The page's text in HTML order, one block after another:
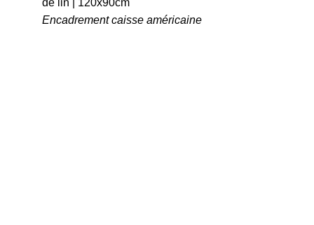
de lin | 120x90cm
Encadrement caisse américaine